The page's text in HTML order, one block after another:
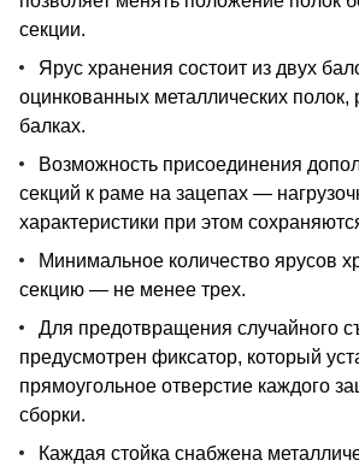
секции.
Ярус хранения состоит из двух
оцинкованных металлических
балках.
Возможность присоединения
секций к раме на зацепах —
характеристики при этом
Минимальное количество ярусов
секцию — не менее трех.
Для предотвращения случайного
предусмотрен фиксатор, который
прямоугольное отверстие каждого
сборки.
Каждая стойка снабжена